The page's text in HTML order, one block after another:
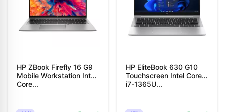
HP ZBook Firefly 16 G9
Mobile Workstation Intel
Core...
HP EliteBook 630 G10
Touchscreen Intel Core
i7-1365U...